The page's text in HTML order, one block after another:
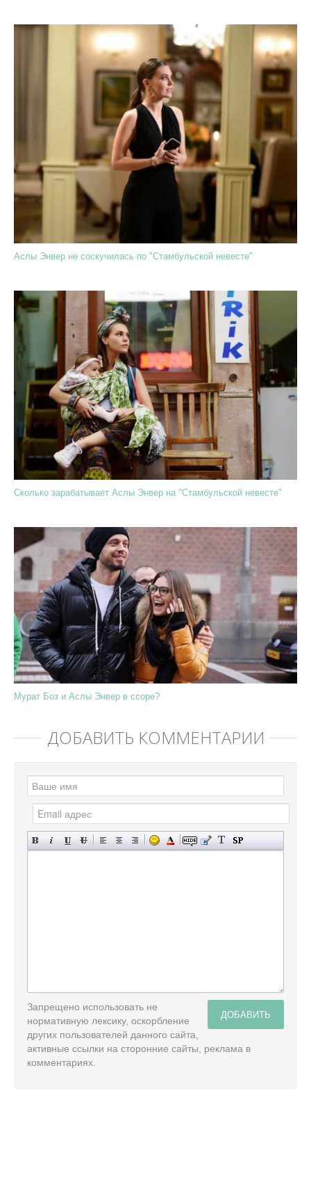
Аслы Энвер не соскучилась по "Стамбульской невесте"
Сколько зарабатывает Аслы Энвер на "Стамбульской невесте"
Мурат Боз и Аслы Энвер в ссоре?
ДОБАВИТЬ КОММЕНТАРИЙ
ДОБАВИТЬ
Запрещено использовать не
нормативную лексику, оскорбление
других пользователей данного сайта,
активные ссылки на сторонние сайты, реклама в
комментариях.